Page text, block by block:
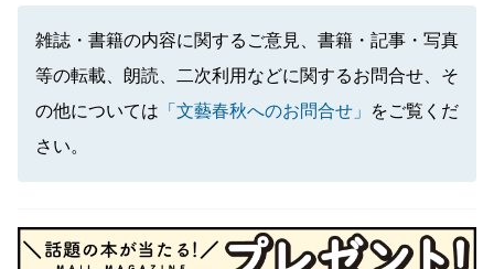
雑誌・書籍の内容に関するご意見、書籍・記事・写真
等の転載、朗読、二次利用などに関するお問合せ、そ
の他については 「文藝春秋へのお問合せ」
をご覧くだ
さい。